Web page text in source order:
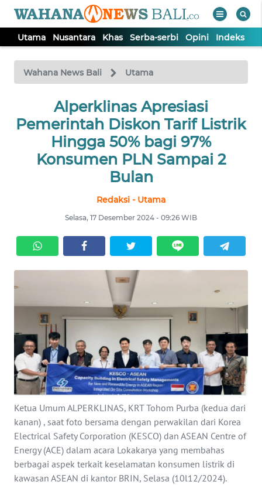
Utama Nusantara Khas Serba-serbi Opini Indeks
Wahana News Bali Utama
Alperklinas Apresiasi
Pemerintah Diskon Tarif Listrik
Hingga 50% bagi 97%
Konsumen PLN Sampai 2
Bulan
Redaksi - Utama
Selasa, 17 Desember 2024 - 09:26 WIB
Ketua Umum ALPERKLINAS, KRT Tohom Purba (kedua dari
kanan) , saat foto bersama dengan perwakilan dari Korea
Electrical Safety Corporation (KESCO) dan ASEAN Centre of
Energy (ACE) dalam acara Lokakarya yang membahas
berbagai aspek terkait keselamatan konsumen listrik di
kawasan ASEAN di kantor BRIN, Selasa (10l12/2024).
TV
Tutup
NUSANTARA
OPINI
INDEKS
BERITA
KONTAK
KAMI
INFO
IKLAN
TENTANG
KAMI
PEDOMAN